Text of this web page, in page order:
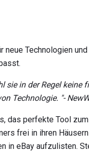
neue Technologien
sie in der Regel keine
Technologie. "-
das perfekte Tool
frei in ihren
in eBay aufzulisten.